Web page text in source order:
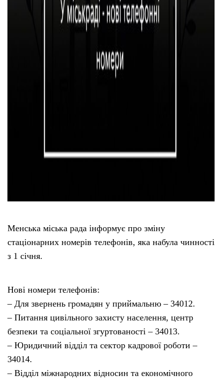
Менська міська рада інформує про зміну
стаціонарних номерів телефонів, яка набула чинності
з 1 січня.
Нові номери телефонів:
– Для звернень громадян у приймальню – 34012.
– Питання цивільного захисту населення, центр
безпеки та соціальної згуртованості – 34013.
– Юридичний відділ та сектор кадрової роботи –
34014.
– Відділ міжнародних відносин та економічного